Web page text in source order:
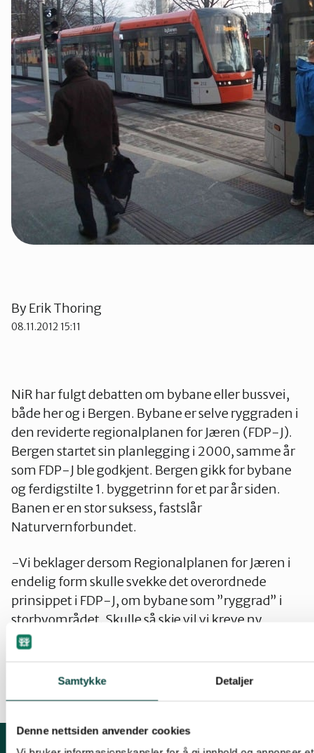
Samtykke Detaljer
Denne nettsiden anvender cookies
ByErik Thoring
08.11.2012 15:11
NiR har fulgt debatten om bybane eller bussvei,
både her og i Bergen. Bybane er selve ryggraden i
den reviderte regionalplanen for Jæren (FDP-J).
Bergen startet sin planlegging i 2000, samme år
som FDP-J ble godkjent. Bergen gikk for bybane
og ferdigstilte 1. byggetrinn for et par år siden.
Banen er en stor suksess, fastslår
Naturvernforbundet.
-Vi beklager dersom Regionalplanen for Jæren i
endelig form skulle svekke det overordnede
prinsippet i FDP-J, om bybane som ”ryggrad” i
storbyområdet. Skulle så skje vil vi kreve ny
høring av planforslaget, heter det i uttalelsen som